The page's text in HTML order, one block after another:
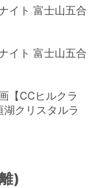
イト 富士山五合
イト 富士山五合
【CCヒルクラ
クリスタルラ
)